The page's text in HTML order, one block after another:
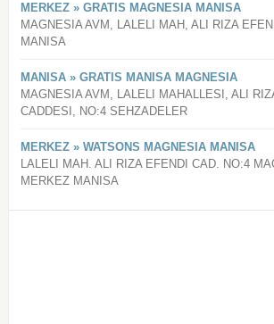
MERKEZ » GRATIS MAGNESIA MANISA
MAGNESIA AVM, LALELI MAH, ALI RIZA
MANISA
MANISA » GRATIS MANISA MAGNESIA
MAGNESIA AVM, LALELI MAHALLESI, ALI
CADDESI, NO:4 SEHZADELER
MERKEZ » WATSONS MAGNESIA MANISA
LALELI MAH. ALI RIZA EFENDI CAD. NO:4
MERKEZ MANISA